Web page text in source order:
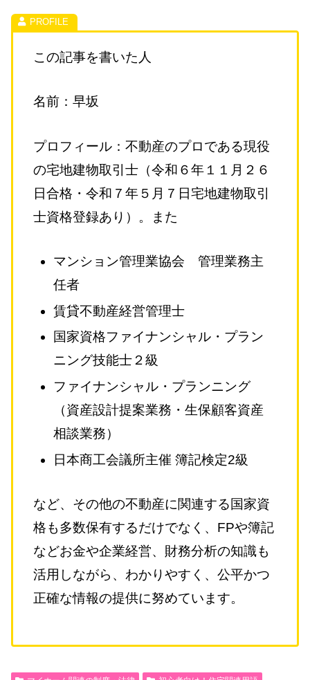
この記事を書いた人
名前：早坂
プロフィール：不動産のプロである現役
の宅地建物取引士（令和６年１１月２６
日合格・令和７年５月７日宅地建物取引
士資格登録あり）。また
マンション管理業協会 管理業務主
任者
賃貸不動産経営管理士
国家資格ファイナンシャル・プラン
ニング技能士２級
ファイナンシャル・プランニング
（資産設計提案業務・生保顧客資産
相談業務）
日本商工会議所主催 簿記検定2級
など、その他の不動産に関連する国家資
格も多数保有するだけでなく、FPや簿記
などお金や企業経営、財務分析の知識も
活用しながら、わかりやすく、公平かつ
正確な情報の提供に努めています。